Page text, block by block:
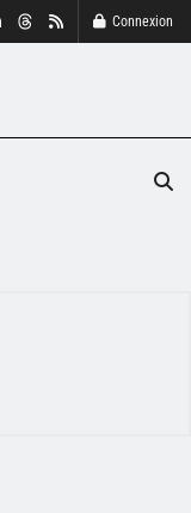
Connexion